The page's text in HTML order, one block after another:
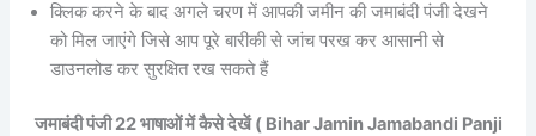
क्लिक करने के बाद अगले चरण में आपकी जमीन की जमाबंदी पंजी देखने
को मिल जाएंगे जिसे आप पूरे बारीकी से जांच परख कर आसानी से
डाउनलोड कर सुरक्षित रख सकते हैं
जमाबंदी पंजी 22 भाषाओं में कैसे देखें ( Bihar Jamin Jamabandi Panji